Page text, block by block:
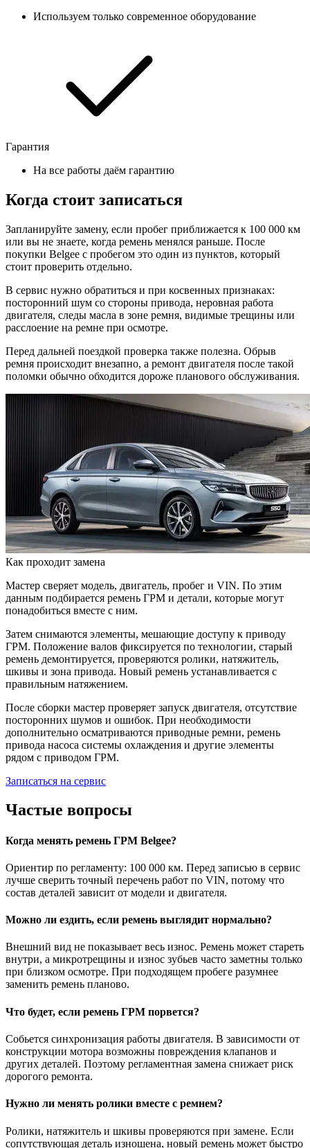
Используем только современное оборудование
Гарантия
На все работы даём гарантию
Когда стоит записаться
Запланируйте замену, если пробег приближается к 100 000 км
или вы не знаете, когда ремень менялся раньше. После
покупки Belgee с пробегом это один из пунктов, который
стоит проверить отдельно.
В сервис нужно обратиться и при косвенных признаках:
посторонний шум со стороны привода, неровная работа
двигателя, следы масла в зоне ремня, видимые трещины или
расслоение на ремне при осмотре.
Перед дальней поездкой проверка также полезна. Обрыв
ремня происходит внезапно, а ремонт двигателя после такой
поломки обычно обходится дороже планового обслуживания.
Как проходит замена
Мастер сверяет модель, двигатель, пробег и VIN. По этим
данным подбирается ремень ГРМ и детали, которые могут
понадобиться вместе с ним.
Затем снимаются элементы, мешающие доступу к приводу
ГРМ. Положение валов фиксируется по технологии, старый
ремень демонтируется, проверяются ролики, натяжитель,
шкивы и зона привода. Новый ремень устанавливается с
правильным натяжением.
После сборки мастер проверяет запуск двигателя, отсутствие
посторонних шумов и ошибок. При необходимости
дополнительно осматриваются приводные ремни, ремень
привода насоса системы охлаждения и другие элементы
рядом с приводом ГРМ.
Записаться на сервис
Частые вопросы
Когда менять ремень ГРМ Belgee?
Ориентир по регламенту: 100 000 км. Перед записью в сервис
лучше сверить точный перечень работ по VIN, потому что
состав деталей зависит от модели и двигателя.
Можно ли ездить, если ремень выглядит нормально?
Внешний вид не показывает весь износ. Ремень может стареть
внутри, а микротрещины и износ зубьев часто заметны только
при близком осмотре. При подходящем пробеге разумнее
заменить ремень планово.
Что будет, если ремень ГРМ порвется?
Собьется синхронизация работы двигателя. В зависимости от
конструкции мотора возможны повреждения клапанов и
других деталей. Поэтому регламентная замена снижает риск
дорогого ремонта.
Нужно ли менять ролики вместе с ремнем?
Ролики, натяжитель и шкивы проверяются при замене. Если
сопутствующая деталь изношена, новый ремень может быстро